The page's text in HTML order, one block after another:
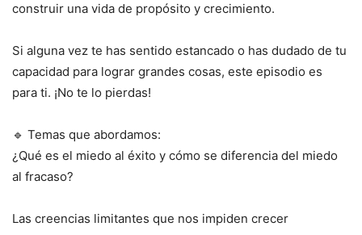
construir una vida de propósito y crecimiento.
Si alguna vez te has sentido estancado o has dudado de tu
capacidad para lograr grandes cosas, este episodio es
para ti. ¡No te lo pierdas!
🔹 Temas que abordamos:
¿Qué es el miedo al éxito y cómo se diferencia del miedo
al fracaso?
Las creencias limitantes que nos impiden crecer